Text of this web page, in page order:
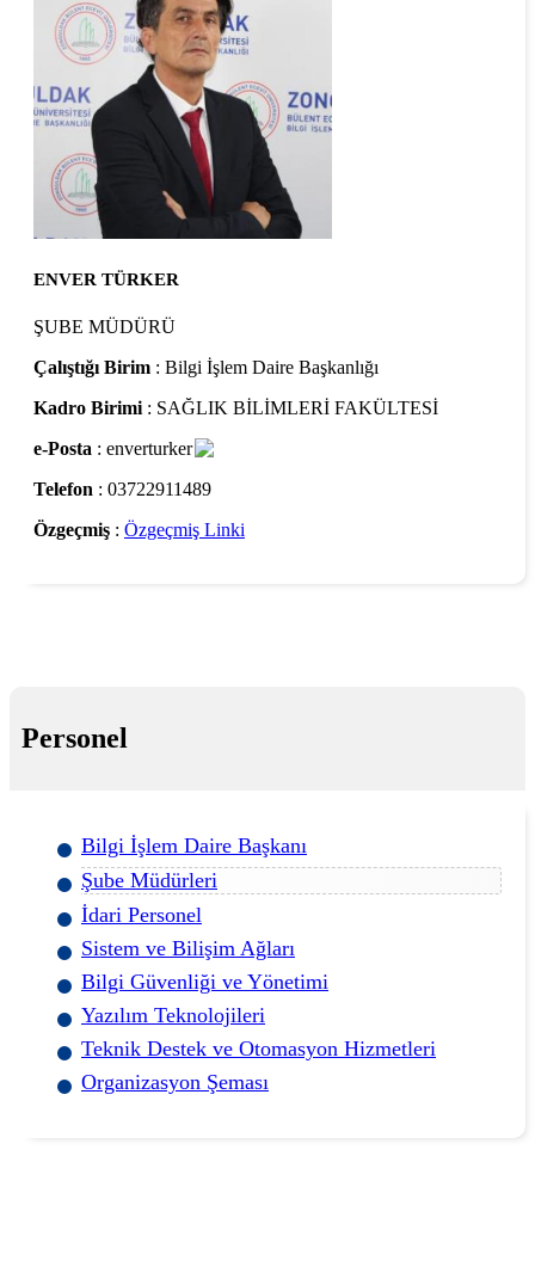
ENVER TÜRKER
ŞUBE MÜDÜRÜ
Çalıştığı Birim : Bilgi İşlem Daire Başkanlığı
Kadro Birimi : SAĞLIK BİLİMLERİ FAKÜLTESİ
e-Posta : enverturker
Telefon : 03722911489
Özgeçmiş : Özgeçmiş Linki
Personel
Bilgi İşlem Daire Başkanı
Şube Müdürleri
İdari Personel
Sistem ve Bilişim Ağları
Bilgi Güvenliği ve Yönetimi
Yazılım Teknolojileri
Teknik Destek ve Otomasyon Hizmetleri
Organizasyon Şeması